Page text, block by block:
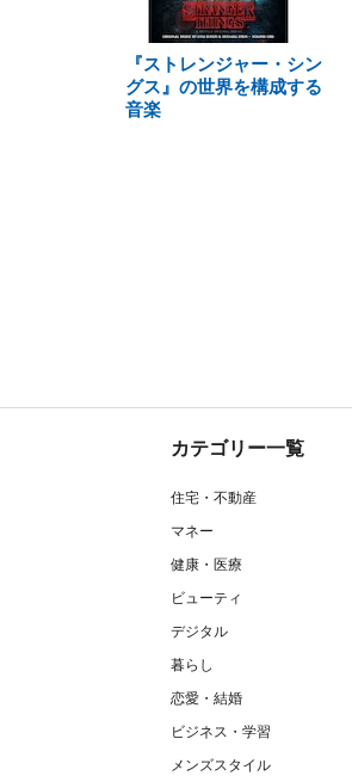
『ストレンジャー・シン
グス』の世界を構成する
音楽
カテゴリー一覧
住宅・不動産
マネー
健康・医療
ビューティ
デジタル
暮らし
恋愛・結婚
ビジネス・学習
メンズスタイル